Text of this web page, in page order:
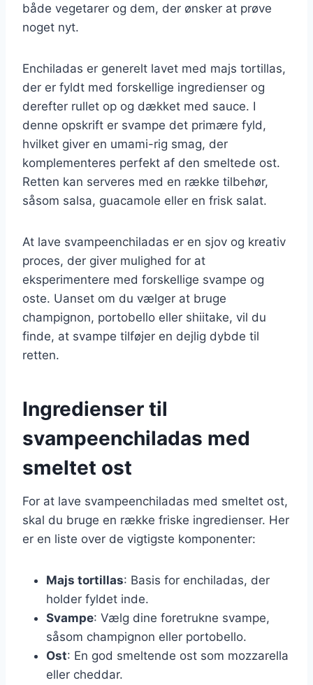
både vegetarer og dem, der ønsker at prøve
noget nyt.
Enchiladas er generelt lavet med majs tortillas,
der er fyldt med forskellige ingredienser og
derefter rullet op og dækket med sauce. I
denne opskrift er svampe det primære fyld,
hvilket giver en umami-rig smag, der
komplementeres perfekt af den smeltede ost.
Retten kan serveres med en række tilbehør,
såsom salsa, guacamole eller en frisk salat.
At lave svampeenchiladas er en sjov og kreativ
proces, der giver mulighed for at
eksperimentere med forskellige svampe og
oste. Uanset om du vælger at bruge
champignon, portobello eller shiitake, vil du
finde, at svampe tilføjer en dejlig dybde til
retten.
Ingredienser til
svampeenchiladas med
smeltet ost
For at lave svampeenchiladas med smeltet ost,
skal du bruge en række friske ingredienser. Her
er en liste over de vigtigste komponenter:
Majs tortillas: Basis for enchiladas, der
holder fyldet inde.
Svampe: Vælg dine foretrukne svampe,
såsom champignon eller portobello.
Ost: En god smeltende ost som mozzarella
eller cheddar.